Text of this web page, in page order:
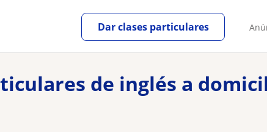
Dar clases particulares
de inglés a